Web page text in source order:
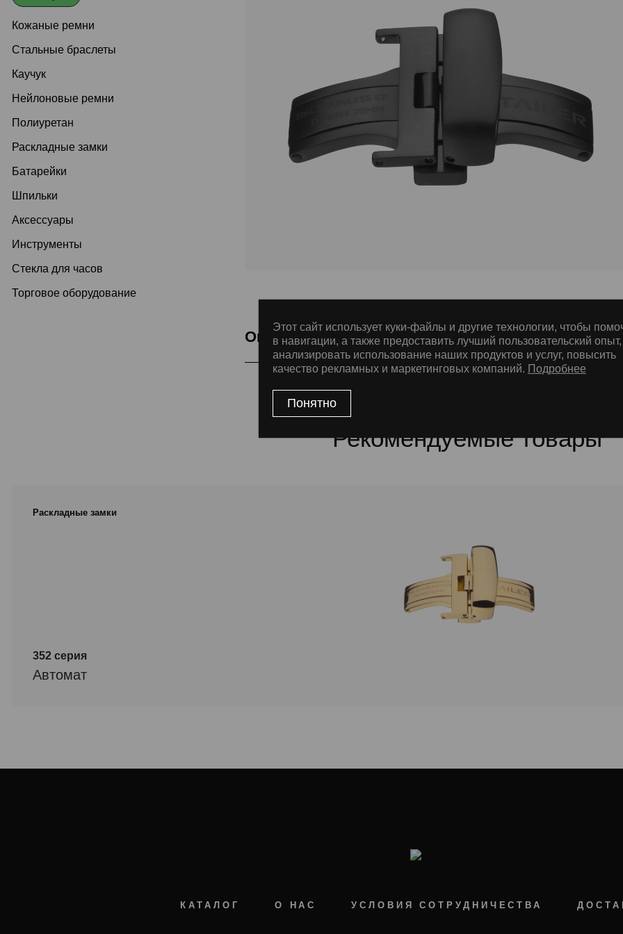
Кожаные ремни
Стальные браслеты
Каучук
Нейлоновые ремни
Полиуретан
Раскладные замки
Батарейки
Шпильки
Аксессуары
Инструменты
Стекла для часов
Торговое оборудование
Описание
использование ремня более удобным, но и продлят срок его службы за счет
уменьшения количества сгибаний кожи. Замки изготовлены из хирургической стали
Рекомендуемые товары
Раскладные замки
352 серия
Автомат
Этот сайт использует куки-файлы и другие технологии, чтобы
в навигации, а также предоставить лучший пользовательский опыт,
анализировать использование наших продуктов и услуг, повысить
качество рекламных и маркетинговых компаний. Подробнее
Понятно
КАТАЛОГ О НАС УСЛОВИЯ СОТРУДНИЧЕСТВА